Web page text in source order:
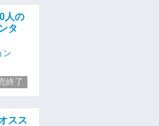
人の
タ
ン
終了
スス